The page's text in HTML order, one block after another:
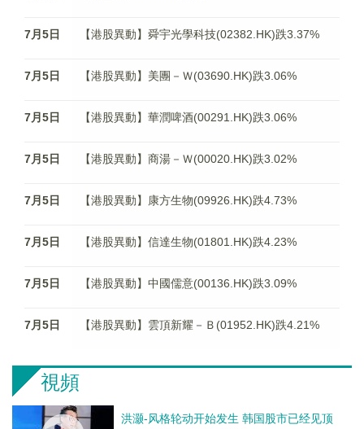
7月5日 【港股異動】舜宇光學科技(02382.HK)跌3.37%
7月5日 【港股異動】美團－Ｗ(03690.HK)跌3.06%
7月5日 【港股異動】華潤啤酒(00291.HK)跌3.06%
7月5日 【港股異動】商湯－Ｗ(00020.HK)跌3.02%
7月5日 【港股異動】康方生物(09926.HK)跌4.73%
7月5日 【港股異動】信達生物(01801.HK)跌4.23%
7月5日 【港股異動】中國儒意(00136.HK)跌3.09%
7月5日 【港股異動】雲頂新耀－Ｂ(01952.HK)跌4.21%
視頻
洪灏-风格轮动开始发生 韩国股市已经见顶